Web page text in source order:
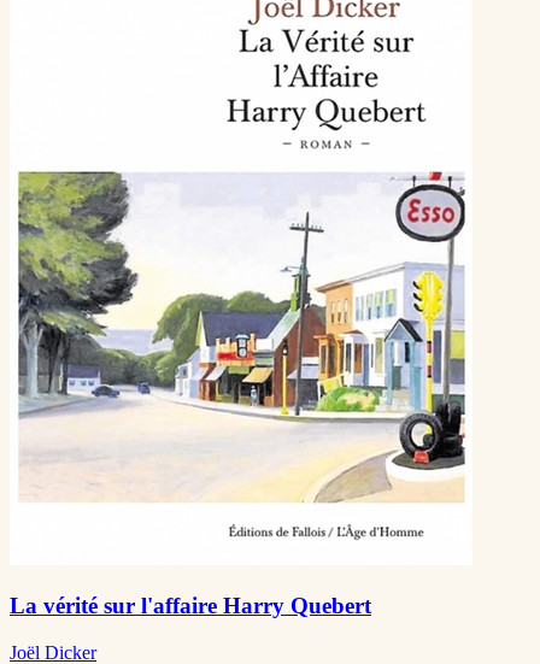
La vérité sur l'affaire Harry Quebert
Joël Dicker